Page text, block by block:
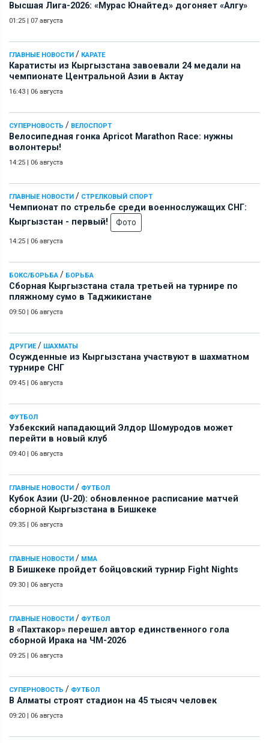
Высшая Лига-2026: «Мурас Юнайтед» догоняет «Алгу»
01:25 | 07 августа
ГЛАВНЫЕ НОВОСТИ / КАРАТЕ
Каратисты из Кыргызстана завоевали 24 медали на
чемпионате Центральной Азии в Актау
16:43 | 06 августа
СУПЕРНОВОСТЬ / ВЕЛОСПОРТ
Велосипедная гонка Apricot Marathon Race: нужны
волонтеры!
14:25 | 06 августа
ГЛАВНЫЕ НОВОСТИ / СТРЕЛКОВЫЙ СПОРТ
Чемпионат по стрельбе среди военнослужащих СНГ:
Кыргызстан - первый!
Фото
14:25 | 06 августа
БОКС/БОРЬБА / БОРЬБА
Сборная Кыргызстана стала третьей на турнире по
пляжному сумо в Таджикистане
09:50 | 06 августа
ДРУГИЕ/ ШАХМАТЫ
Осужденные из Кыргызстана участвуют в шахматном
турнире СНГ
09:45 | 06 августа
ФУТБОЛ
Узбекский нападающий Элдор Шомуродов может
перейти в новый клуб
09:40 | 06 августа
ГЛАВНЫЕ НОВОСТИ / ФУТБОЛ
Кубок Азии (U-20): обновленное расписание матчей
сборной Кыргызстана в Бишкеке
09:35 | 06 августа
ГЛАВНЫЕ НОВОСТИ / ММА
В Бишкеке пройдет бойцовский турнир Fight Nights
09:30 | 06 августа
ГЛАВНЫЕ НОВОСТИ / ФУТБОЛ
В «Пахтакор» перешел автор единственного гола
сборной Ирака на ЧМ-2026
09:25 | 06 августа
СУПЕРНОВОСТЬ / ФУТБОЛ
В Алматы строят стадион на 45 тысяч человек
09:20 | 06 августа